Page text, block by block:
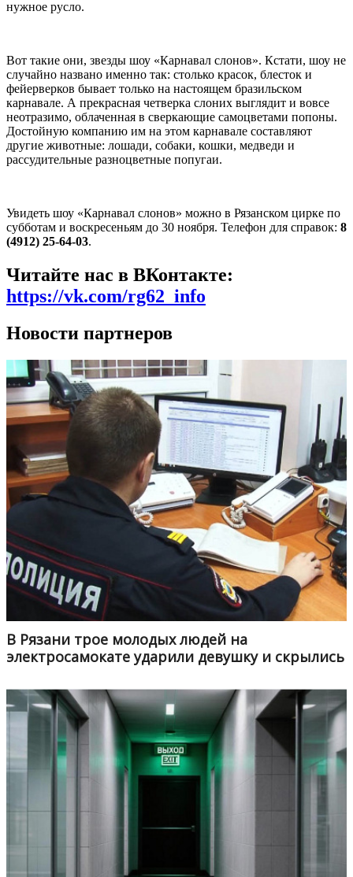
нужное русло.
Вот такие они, звезды шоу «Карнавал слонов». Кстати, шоу не
случайно названо именно так: столько красок, блесток и
фейерверков бывает только на настоящем бразильском
карнавале. А прекрасная четверка слоних выглядит и вовсе
неотразимо, облаченная в сверкающие самоцветами попоны.
Достойную компанию им на этом карнавале составляют
другие животные: лошади, собаки, кошки, медведи и
рассудительные разноцветные попугаи.
Увидеть шоу «Карнавал слонов» можно в Рязанском цирке по
субботам и воскресеньям до 30 ноября. Телефон для справок: 8
(4912) 25-64-03.
Читайте нас в ВКонтакте:
https://vk.com/rg62_info
Новости партнеров
В Рязани трое молодых людей на
электросамокате ударили девушку и скрылись